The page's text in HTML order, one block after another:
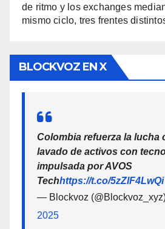
de ritmo y los exchanges
mismo ciclo, tres frentes
BLOCKVOZ EN X
Colombia refuerza la lucha
lavado de activos con
impulsada por AVOS
Techhttps://t.co/5zZlF4LwQi
— Blockvoz
2025